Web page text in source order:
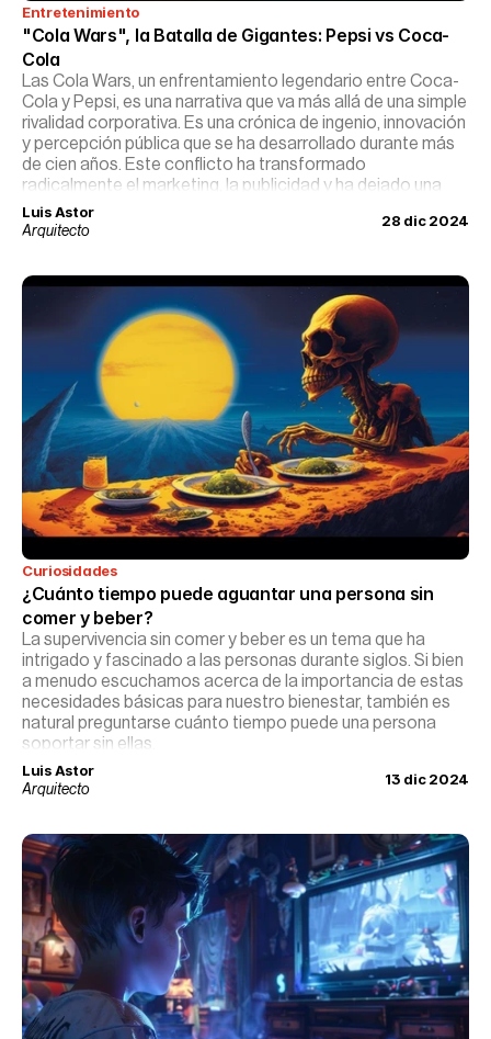
Entretenimiento
"Cola Wars", la Batalla de Gigantes: Pepsi vs Coca-
Cola
Las Cola Wars, un enfrentamiento legendario entre Coca-
Cola y Pepsi, es una narrativa que va más allá de una simple
rivalidad corporativa. Es una crónica de ingenio, innovación
y percepción pública que se ha desarrollado durante más
de cien años. Este conflicto ha transformado
radicalmente el marketing, la publicidad y ha dejado una
huella indeleble en la cultura popular.
Luis Astor
Arquitecto
28 dic 2024
Curiosidades
¿Cuánto tiempo puede aguantar una persona sin
comer y beber?
La supervivencia sin comer y beber es un tema que ha
intrigado y fascinado a las personas durante siglos. Si bien
a menudo escuchamos acerca de la importancia de estas
necesidades básicas para nuestro bienestar, también es
natural preguntarse cuánto tiempo puede una persona
soportar sin ellas.
Luis Astor
Arquitecto
13 dic 2024